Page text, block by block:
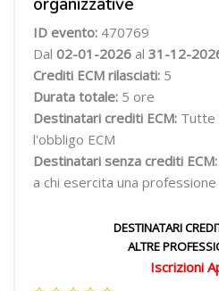
ID evento: 470769
Dal 02-01-2026 al 31-12-
Crediti ECM rilasciati: 5
Durata totale: 5 ore
Destinatari crediti ECM: Tutte
l'obbligo ECM
Destinatari senza crediti ECM:
a chi esercita una professione
DESTINATARI
ALTRE
Iscrizioni